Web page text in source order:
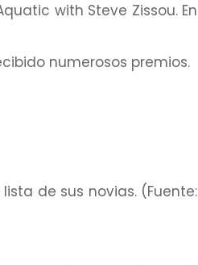
with Steve Zissou. En
numerosos premios.
de sus novias. (Fuente: